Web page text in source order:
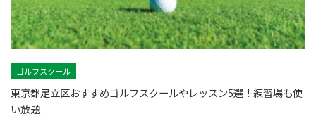
ゴルフスクール
東京都足立区おすすめゴルフスクールやレッスン5選！練習場も使
い放題